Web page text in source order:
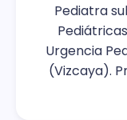
Pediatra
Urgencia
(Vizcaya).